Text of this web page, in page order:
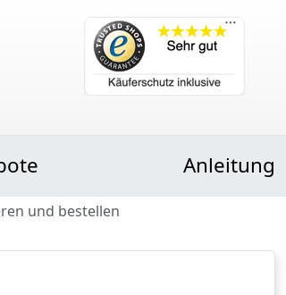
Anleitung
und bestellen